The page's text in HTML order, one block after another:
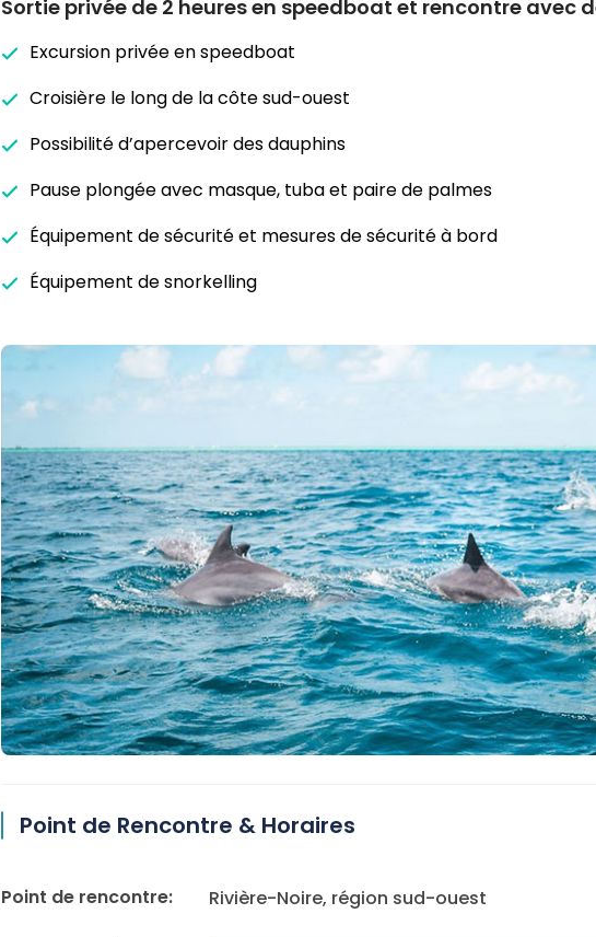
Sortie privée de 2 heures en speedboat et rencontre avec
Excursion privée en speedboat
Croisière le long de la côte sud-ouest
Possibilité d’apercevoir des dauphins
Pause plongée avec masque, tuba et paire de palmes
Équipement de sécurité et mesures de sécurité à bord
Équipement de snorkelling
Point de Rencontre & Horaires
Point de rencontre: Rivière-Noire, région sud-ouest